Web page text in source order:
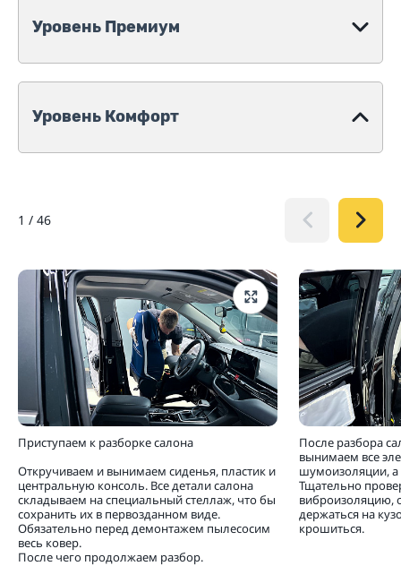
Уровень Премиум
Уровень Комфорт
1 / 46
Приступаем к разборке салона
Откручиваем и вынимаем сиденья, пластик и
центральную консоль. Все детали салона
складываем на специальный стеллаж, что бы
сохранить их в первозданном виде.
Обязательно перед демонтажем пылесосим
весь ковер.
После чего продолжаем разбор.
После разбора
вынимаем все
шумоизоляции, а
Тщательно
виброизоляцию,
держаться на
крошиться.